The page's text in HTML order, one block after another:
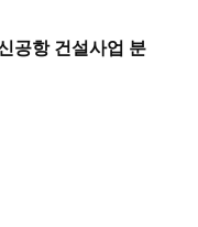
공항 건설사업 분